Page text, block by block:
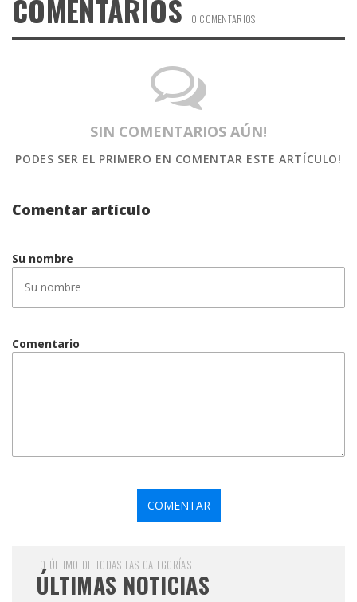
COMENTARIOS 0 COMENTARIOS
SIN COMENTARIOS AÚN!
PODES SER EL PRIMERO EN COMENTAR ESTE ARTÍCULO!
Comentar artículo
Su nombre
Comentario
LO ÚLTIMO DE TODAS LAS CATEGORÍAS
ÚLTIMAS NOTICIAS